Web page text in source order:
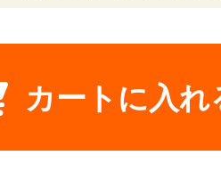
カートに入れ